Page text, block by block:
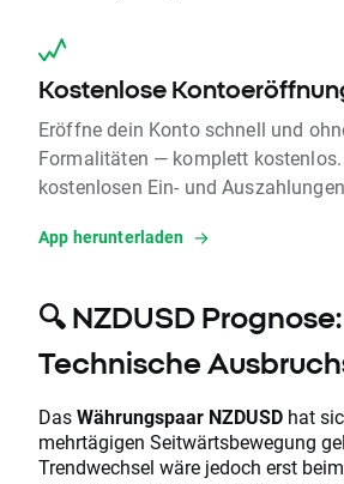
Kostenlose
Eröffne dein Konto schnell und
Formalitäten — komplett
kostenlosen Ein- und
App herunterladen
🔍 NZDUSD Prognose:
Technische
DasWährungspaar NZDUSD hat
mehrtägigen Seitwärtsbewegung
Trendwechsel wäre jedoch erst